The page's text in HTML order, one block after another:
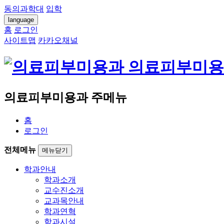
동의과학대 입학
language
홈 로그인
사이트맵 카카오채널
의료피부미
의료피부미용과 주메뉴
홈
로그인
전체메뉴 메뉴닫기
학과안내
학과소개
교수진소개
교과목안내
학과연혁
학과시설